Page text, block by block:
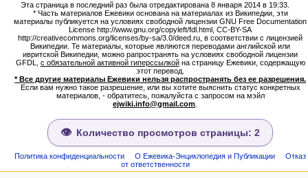
Версия
для
Постоянная
ссылка
Сведения
о странице
Народ
Проекты
Проекты/Участники/
дополнения
Публикации:Авторы
Публикации:Статьи по типу
Темы
ежевиковый куст
ЕжеВиКа,Еврейская Вики-
ЕжеВиКа-ТаНаХ
ЕжеВиКа-Публикации
ЕжеВиКа-Книги (бумажные и
электронные), аудиокурсы,
Эта страница в последний раз была отредактирована 8 января 2014 в 19:33.
* Часть материалов Ежевики основана на материалах из Википедии, эти
материалы публикуется на условиях свободной лицензии GNU Free Documentation
License http://www.gnu.org/copyleft/fdl.html, CC-BY-SA
http://creativecommons.org/licenses/by-sa/3.0/deed.ru, в соответствии с лицензией
Википедии. Те материалы, которые являются переводами английской или
ивритской Википедии, можно рапространять на условиях свободной лицензии
GFDL, с обязательной активной гиперссылкойна страницу Ежевики, содержащую
этот перевод.
* Все другие материалы Ежевики нельзя распространять без ее разрешения.
Если вам нужно такое разрешение, или вы хотите выяснить статус конкретных
материалов, - обратитесь, пожалуйста с запросом на мэйл
ejwiki.info@gmail.com
Количество просмотров страницы: 2
Политика конфиденциальности О Ежевика-Энциклопедия и Публикации
Отказ
от ответственности